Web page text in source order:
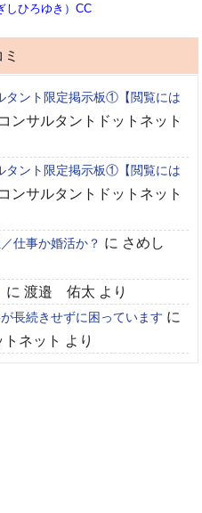
しひろゆき）CC
タント限定掲示板①【閲覧には
ンサルタントドットネット
タント限定掲示板①【閲覧には
ンサルタントドットネット
仕事か婚活か？ に さめし
に渡邉 佑太 より
長続きせずに困っています に
ネット より